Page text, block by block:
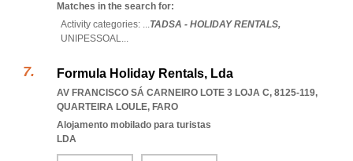
Matches in the search for:
Activity categories: ...TADSA - HOLIDAY RENTALS,
UNIPESSOAL...
Formula Holiday Rentals, Lda
AV FRANCISCO SÁ CARNEIRO LOTE 3 LOJA C, 8125-119,
QUARTEIRA LOULE, FARO
Alojamento mobilado para turistas
LDA